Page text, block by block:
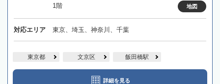
1階
地図
対応エリア 東京、埼玉、神奈川、千葉
東京都 文京区 飯田橋駅
詳細を見る